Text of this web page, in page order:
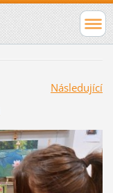
Následující